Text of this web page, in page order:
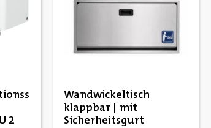
2
Wandwickeltisch
klappbar | mit
Sicherheitsgurt